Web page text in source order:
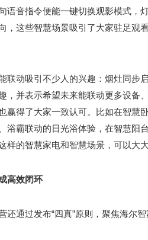
语音指令便能一键切换观影模式，
，这些智慧场景吸引了大家驻足观
联动吸引不少人的兴趣：烟灶同步
，并表示希望未来能联动更多设备
赢得了大家一致认可。比如在智慧
浴霸联动的日光浴体验，在智慧阳
样的智慧家电和智慧场景，可以大
高效闭环
还通过发布“四真”原则，聚焦海尔